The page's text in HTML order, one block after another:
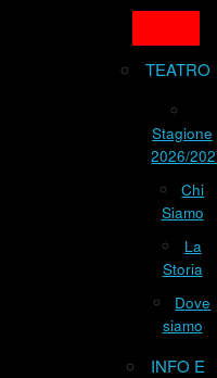
TEATRO
Stagione
2026/
Chi
Siamo
La
Storia
Dove
siamo
INFO E